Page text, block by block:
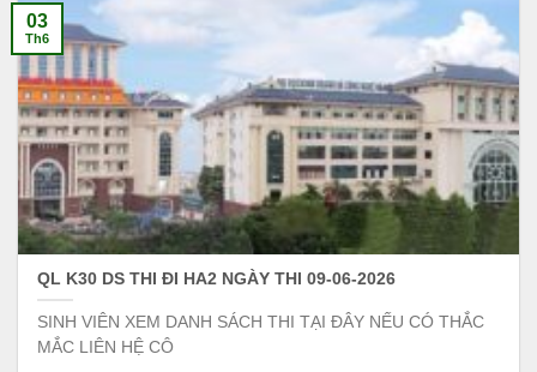
QL K30 DS THI ĐI HA2 NGÀY THI 09-06-2026
SINH VIÊN XEM DANH SÁCH THI TẠI ĐÂY NẾU CÓ THẮC
MẮC LIÊN HỆ CÔ
03
Th6